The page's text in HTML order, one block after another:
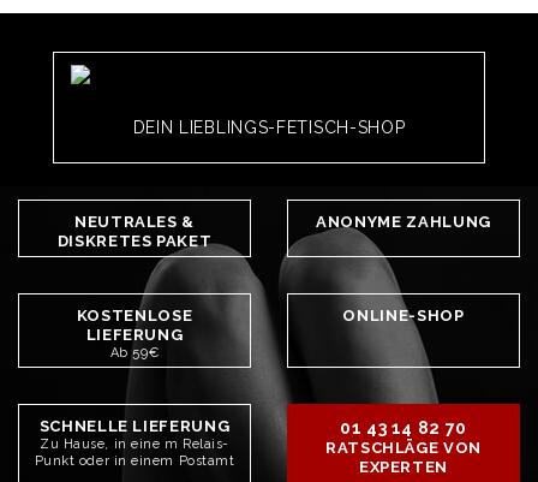
DEIN LIEBLINGS-FETISCH-SHOP
NEUTRALES &
DISKRETES PAKET
ANONYME ZAHLUNG
KOSTENLOSE
LIEFERUNG
Ab 59€
ONLINE-SHOP
SCHNELLE LIEFERUNG
Zu Hause, in eine m Relais-
Punkt oder in einem Postamt
01 43 14 82 70
RATSCHLÄGE VON
EXPERTEN